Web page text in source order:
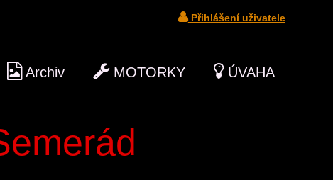
Přihlášení uživatele
Archiv MOTORKY ÚVAHA